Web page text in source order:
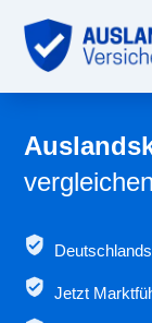
Jetzt